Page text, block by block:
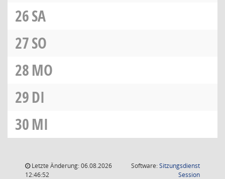
26SA
27SO
28MO
29DI
30MI
Letzte Änderung: 06.08.2026
12:46:52
Software:Sitzungsdienst
Session(Wird in